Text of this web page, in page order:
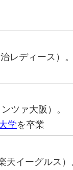
レディース）。
ツァ大阪）。
学を卒業
イーグルス）